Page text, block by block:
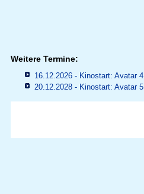
Weitere Termine:
16.12.2026 - Kinostart: Avatar 4
20.12.2028 - Kinostart: Avatar 5